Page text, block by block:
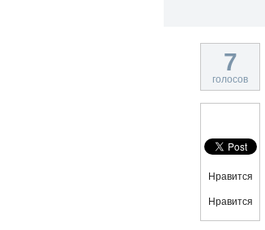
7
голосов
Нравится
Нравится